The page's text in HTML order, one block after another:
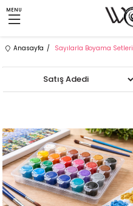
MENU
Anasayfa Sayılarla Boyama Setleri